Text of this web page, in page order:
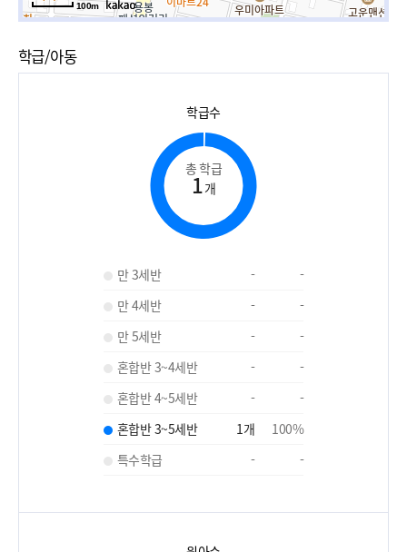
100m
학급/아동
학급수
총 학급
1개
만 3세반 -
-
만 4세반
-
-
만 5세반
-
-
혼합반 3~4세반
-
-
혼합반 4~5세반
-
-
혼합반 3~5세반
1개 100%
특수학급
- -